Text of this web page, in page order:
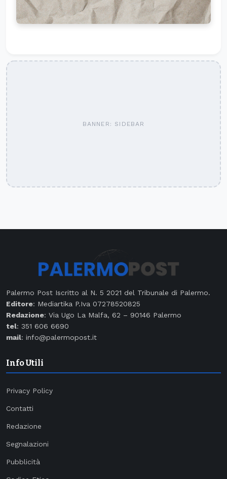
BANNER: SIDEBAR
Palermo Post Iscritto al N. 5 2021 del Tribunale di Palermo.
Editore: Mediartika P.Iva 07278520825
Redazione: Via Ugo La Malfa, 62 – 90146 Palermo
tel: 351 606 6690
mail: info@palermopost.it
Info Utili
Privacy Policy
Contatti
Redazione
Segnalazioni
Pubblicità